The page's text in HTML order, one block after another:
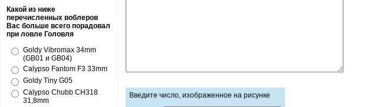
Какой из ниже
перечисленных воблеров
Вас больше всего порадовал
при ловле Головля
Goldy Vibromax 34mm
(GB01 и GB04)
Calypso Fantom F3 33mm
Goldy Tiny G05
Calypso Chubb CH318
31,8mm
Введите число, изображенное на рисунке